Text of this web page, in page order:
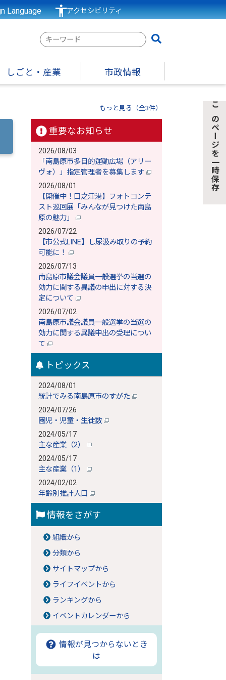
Language アクセシビリティ
検
ー
ワ
しごと・産業 市政情報
もっと見る（全3件）
重要なお知らせ
2026/08/03
「南島原市多目的運動広場（アリー
ヴォ）」指定管理者を募集します
2026/08/01
【開催中！口之津港】フォトコンテ
スト巡回展「みんなが見つけた南島
原の魅力」
2026/07/22
【市公式LINE】し尿汲み取りの予約
可能に！
2026/07/13
南島原市議会議員一般選挙の当選の
効力に関する異議の申出に対する決
定について
2026/07/02
南島原市議会議員一般選挙の当選の
効力に関する異議申出の受理につい
て
トピックス
2024/08/01
統計でみる南島原市のすがた
2024/07/26
園児・児童・生徒数
2024/05/17
主な産業（2）
2024/05/17
主な産業（1）
2024/02/02
年齢別推計人口
情報をさがす
組織から
分類から
サイトマップから
ライフイベントから
ランキングから
イベントカレンダーから
情報が見つからないとき
は
このページを一時保存